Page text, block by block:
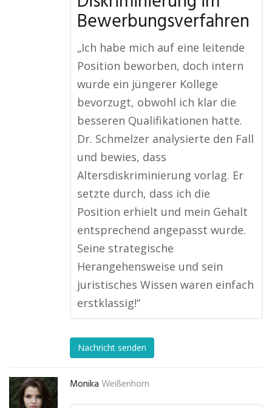
Bewerbungsverfahren
„Ich habe mich auf eine leitende
Position beworben, doch intern
wurde ein jüngerer Kollege
bevorzugt, obwohl ich klar die
besseren Qualifikationen hatte.
Dr. Schmelzer analysierte den Fall
und bewies, dass
Altersdiskriminierung vorlag. Er
setzte durch, dass ich die
Position erhielt und mein Gehalt
entsprechend angepasst wurde.
Seine strategische
Herangehensweise und sein
juristisches Wissen waren einfach
erstklassig!“
Nachricht senden
Monika Weißenhorn